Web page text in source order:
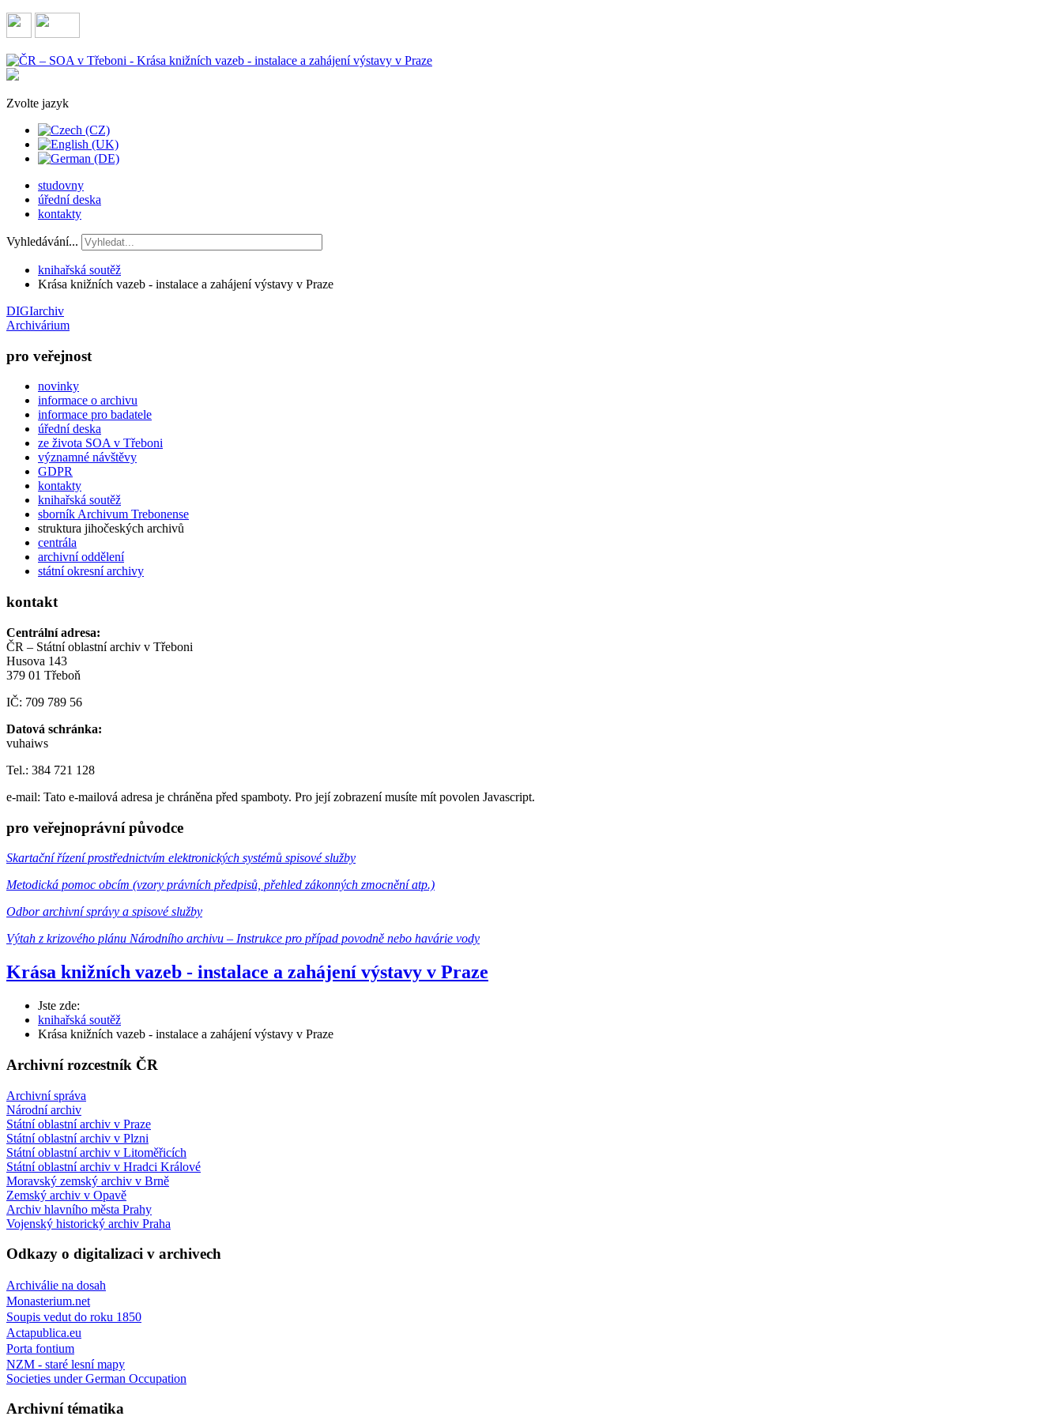
Zvolte jazyk
studovny
úřední deska
kontakty
Vyhledávání...
knihařská soutěž
Krása knižních vazeb - instalace a zahájení výstavy v Praze
DIGIarchiv
Archivárium
pro veřejnost
novinky
informace o archivu
informace pro badatele
úřední deska
ze života SOA v Třeboni
významné návštěvy
GDPR
kontakty
knihařská soutěž
sborník Archivum Trebonense
struktura jihočeských archivů
centrála
archivní oddělení
státní okresní archivy
kontakt
Centrální adresa:
ČR – Státní oblastní archiv v Třeboni
Husova 143
379 01 Třeboň
IČ: 709 789 56
Datová schránka:
vuhaiws
Tel.: 384 721 128
e-mail: Tato e-mailová adresa je chráněna před spamboty. Pro její zobrazení musíte mít povolen Javascript.
pro veřejnoprávní původce
Skartační řízení prostřednictvím elektronických systémů spisové služby
Metodická pomoc obcím (vzory právních předpisů, přehled zákonných zmocnění atp.)
Odbor archivní správy a spisové služby
Výtah z krizového plánu Národního archivu – Instrukce pro případ povodně nebo havárie vody
Krása knižních vazeb - instalace a zahájení výstavy v Praze
Jste zde:
knihařská soutěž
Krása knižních vazeb - instalace a zahájení výstavy v Praze
Archivní rozcestník ČR
Archivní správa
Národní archiv
Státní oblastní archiv v Praze
Státní oblastní archiv v Plzni
Státní oblastní archiv v Litoměřicích
Státní oblastní archiv v Hradci Králové
Moravský zemský archiv v Brně
Zemský archiv v Opavě
Archiv hlavního města Prahy
Vojenský historický archiv Praha
Odkazy o digitalizaci v archivech
Archiválie na dosah
Monasterium.net
Soupis vedut do roku 1850
Actapublica.eu
Porta fontium
NZM - staré lesní mapy
Societies under German Occupation
Archivní tématika